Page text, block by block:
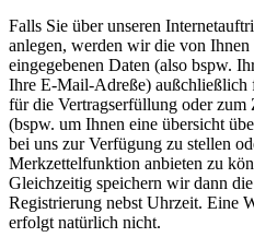
Falls Sie über unseren
anlegen, werden wir die von
eingegebenen Daten (also bspw.
Ihre E-Mail-Adreße) außchließlich
für die Vertragserfüllung oder
(bspw. um Ihnen eine übersicht
bei uns zur Verfügung zu stellen
Merkzettelfunktion anbieten zu
Gleichzeitig speichern wir dann
Registrierung nebst Uhrzeit. Eine
erfolgt natürlich nicht.